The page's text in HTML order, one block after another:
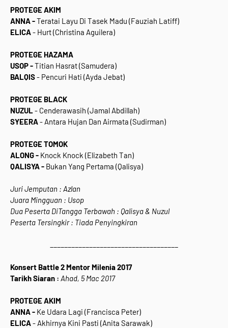
PROTEGE AKIM
ANNA -Teratai Layu Di Tasek Madu (Fauziah Latiff)
ELICA- Hurt (Christina Aguilera)
PROTEGE HAZAMA
USOP -Titian Hasrat (Samudera)
BALQIS- Pencuri Hati (Ayda Jebat)
PROTEGE BLACK
NUZUL- Cenderawasih (Jamal Abdillah)
SYEERA- Antara Hujan Dan Airmata (Sudirman)
PROTEGE TOMOK
ALONG - Knock Knock (Elizabeth Tan)
QALISYA - Bukan Yang Pertama (Qalisya)
Juri Jemputan : Azlan
Juara Mingguan : Usop
Dua Peserta DiTangga Terbawah : Qalisya & Nuzul
Peserta Tersingkir : Tiada Penyingkiran
Konsert Battle 2 Mentor Milenia 2017
Tarikh Siaran : Ahad, 5 Mac 2017
PROTEGE AKIM
ANNA - Ke Udara Lagi (Francisca Peter)
ELICA- Akhirnya Kini Pasti (Anita Sarawak)